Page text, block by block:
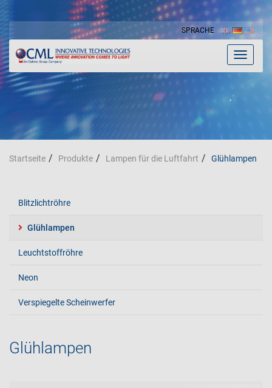
SPRACHE
Toggle
Startseite Produkte Lampen für die Luftfahrt Glühlampen
Blitzlichtröhre
Glühlampen
Leuchtstoffröhre
Neon
Verspiegelte Scheinwerfer
Glühlampen